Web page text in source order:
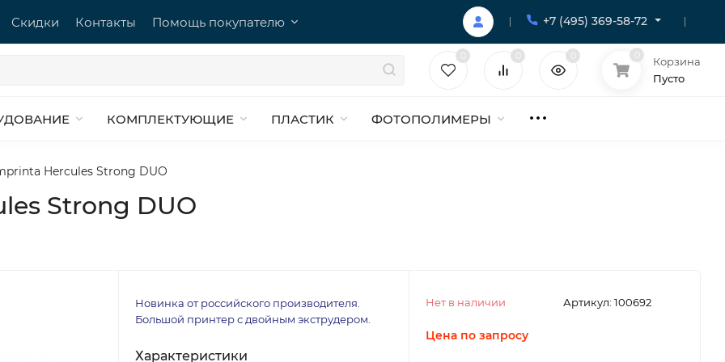
Скидки Контакты Помощь покупателю +7 (495) 369-58-72
Корзина
Пусто
КОМПЛЕКТУЮЩИЕ ПЛАСТИК ФОТОПОЛИМЕРЫ
Hercules Strong DUO
Strong DUO
Новинка от российского производителя.
Большой принтер с двойным экструдером.
Характеристики
Артикул: 100692
Нет в наличии
Цена по запросу